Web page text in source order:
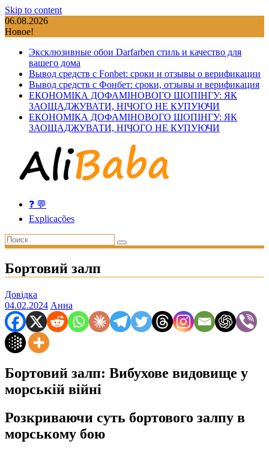
Skip to content
06.08.2026
Новое!
Эксклюзивные обои Darfarben стиль и качество для
вашего дома
Вывод средств с Fonbet: сроки и отзывы о верификации
Вывод средств с Фонбет: сроки, отзывы и верификация
ЕКОНОМІКА ДОФАМІНОВОГО ШОПІНГУ: ЯК
ЗАОЩАДЖУВАТИ, НІЧОГО НЕ КУПУЮЧИ
ЕКОНОМІКА ДОФАМІНОВОГО ШОПІНГУ: ЯК
ЗАОЩАДЖУВАТИ, НІЧОГО НЕ КУПУЮЧИ
❓ 💬
Explicações
Бортовий залп
Довідка
04.02.2024 Анна
Бортовий залп: Вибухове видовище у
морській війні
Розкриваючи суть бортового залпу в
морському бою